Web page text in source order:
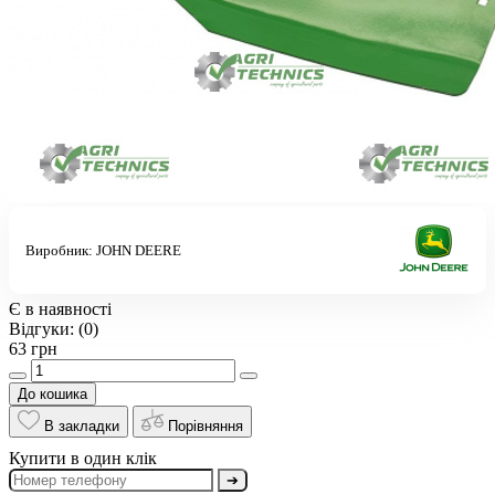
Виробник: JOHN DEERE
Є в наявності
Відгуки: (0)
63 грн
До кошика
В закладки
Порівняння
Купити в один клік
➔